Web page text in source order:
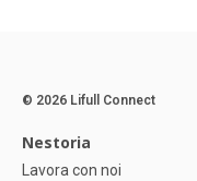
© 2026 Lifull Connect
Nestoria
Lavora con noi